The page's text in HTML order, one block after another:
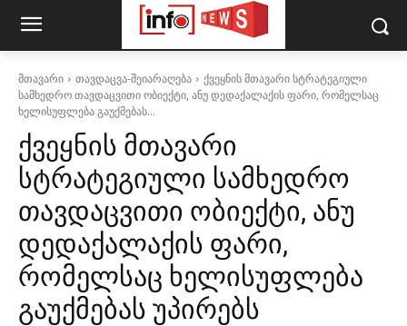
მთავარი თავდაცვა-შეიარაღება
ქვეყნის მთავარი სტრატეგიული
სამხედრო თავდაცვითი ობიექტი, ანუ დედაქალაქის ფარი, რომელსაც
ხელისუფლება გაუქმებას...
ქვეყნის მთავარი
სტრატეგიული სამხედრო
თავდაცვითი ობიექტი, ანუ
დედაქალაქის ფარი,
რომელსაც ხელისუფლება
გაუქმებას უპირებს